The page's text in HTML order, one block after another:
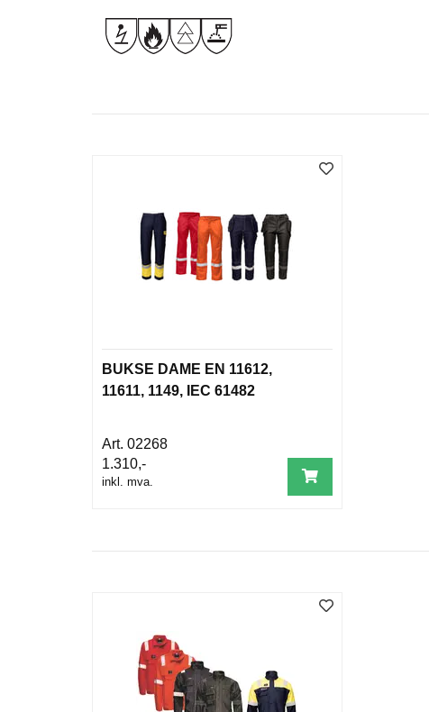
BUKSE DAME EN 11612,
11611, 1149, IEC 61482
02268
1.310,-
inkl. mva.